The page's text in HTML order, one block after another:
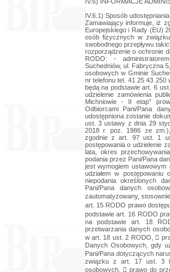
IV.6.1) Sposób
Zamawiający informuje, iż
Europejskiego i Rady (EU)
osób fizycznych w
swobodnego przepływu
rozporządzenie o ochronie
RODO: -
Suchedniów, ul. Fabryczna
osobowych w Gminie
nr telefonu tel. 41 25 43
będą na podstawie art. 6
udzielenie zamówienia
Michniowie - II etap”
Odbiorcami Pani/Pana
udostępniona zostanie
ust. 3 ustawy z dnia 29
2018 r. poz. 1986 ze
zgodnie z art. 97 ust. 1
postępowania o udzielenie
lata, okres
podania przez Pani/Pana
jest wymogiem
udziałem w postępowaniu
niepodania określonych
Pani/Pana danych
zautomatyzowany,
art. 15 RODO prawo
podstawie art. 16 RODO
na podstawie art. 18
przetwarzania danych
w art. 18 ust. 2 RODO, 
Danych Osobowych, gdy
Pani/Pana dotyczących
związku z art. 17 ust. 3
osobowych,  prawo do